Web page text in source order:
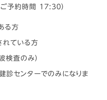
約時間 17:30）
る方
れている方
検査のみ）
診センターでのみになりま